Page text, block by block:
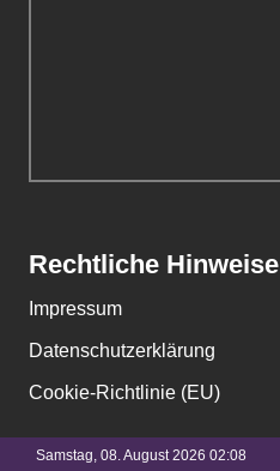
Rechtliche Hinweise
Impressum
Datenschutzerklärung
Cookie-Richtlinie (EU)
Samstag, 08. August 2026 02:08